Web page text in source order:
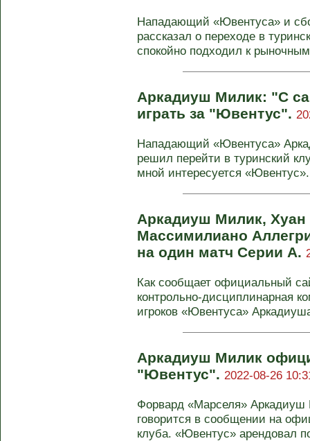
Нападающий «Ювентуса» и
рассказал о переходе в
спокойно подходил к
Аркадиуш Милик: "С
играть за "Ювентус".
Нападающий «Ювентуса»
решил перейти в туринский
мной интересуется
Аркадиуш Милик, Хуан
Массимилиано
на один матч Серии А.
Как сообщает официальный
контрольно-дисциплинарная
игроков «Ювентуса»
Аркадиуш Милик
"Ювентус". 2022-08-26
Форвард «Марселя»
говорится в сообщении на
клуба. «Ювентус» арендовал